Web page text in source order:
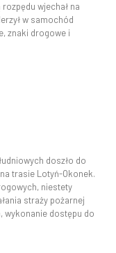
wjechał na
w samochód
znaki drogowe i
doszło do
trasie Lotyń-Okonek.
niestety
straży pożarnej
wykonanie dostępu do